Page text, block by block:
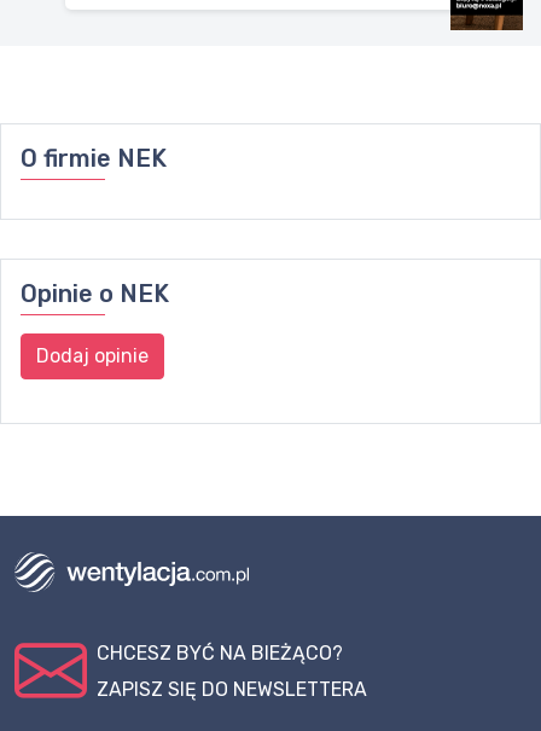
O firmie NEK
Opinie o NEK
Dodaj opinie
CHCESZ BYĆ NA BIEŻĄCO?
ZAPISZ SIĘ DO NEWSLETTERA